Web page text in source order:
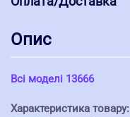
Опис
Всі моделі 13666
Характеристика товару: